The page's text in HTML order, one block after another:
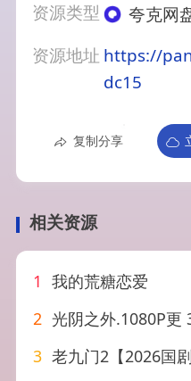
资源类型
夸克网
资源地址 https://
dc15
复制分享
相关资源
1 我的荒糖恋爱
2 光阴之外.1080P更
3 老九门2【2026国剧】 更新至 第20